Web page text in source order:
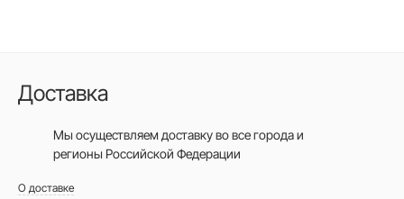
Доставка
Мы осуществляем доставку во все городаи
регионы Российской Федерации
О доставке